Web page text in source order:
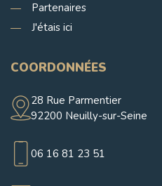
Partenaires
J'étais ici
COORDONNÉES
28 Rue Parmentier
92200 Neuilly-sur-Seine
06 16 81 23 51